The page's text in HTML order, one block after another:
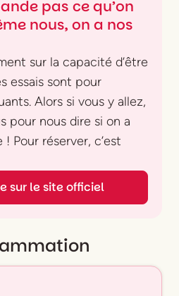
pas ce qu’on
nous, on a nos
sur la capacité d’être
essais sont pour
Alors si vous y allez,
pour nous dire si on a
Pour réserver, c’est
sur le site officiel